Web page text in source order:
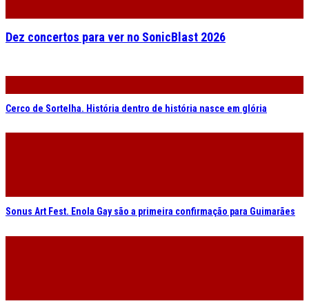
Dez concertos para ver no SonicBlast 2026
Cerco de Sortelha. História dentro de história nasce em glória
Sonus Art Fest. Enola Gay são a primeira confirmação para Guimarães